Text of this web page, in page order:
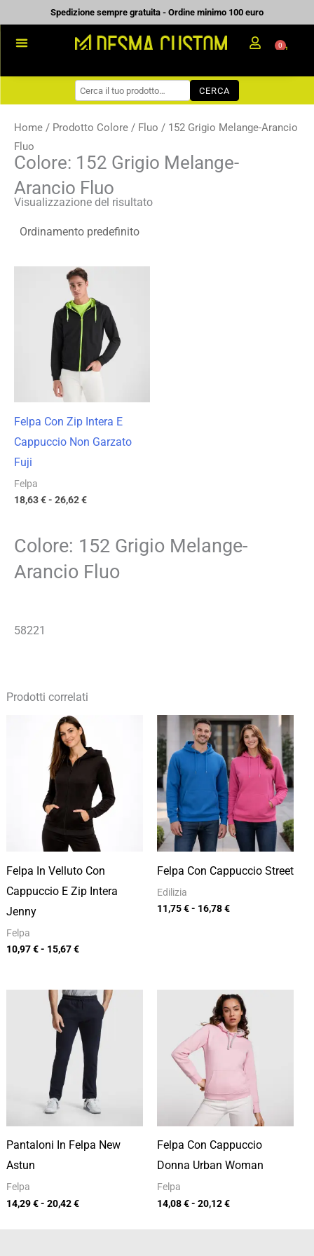
al
contenuto
Spedizione sempre gratuita - Ordine minimo 100 euro
WORKWEAR
COME ORDINARE
PREVENTIVI
CHI SIAMO
BLOG
CONTATTI
0
CERCA
Home / Prodotto Colore / Fluo / 152 Grigio Melange-Arancio
Fluo
Colore: 152 Grigio Melange-
Arancio Fluo
Visualizzazione del risultato
Felpa Con Zip Intera E
Cappuccio Non Garzato
Fuji
Felpa
18,63€- 26,62€
Fascia
di
prezzo:
da
18,63 €
26,62 €
Colore: 152 Grigio Melange-
Arancio Fluo
58221
Prodotti correlati
Felpa In Velluto Con
Cappuccio E Zip Intera
Jenny
Felpa
10,97€- 15,67€
Fascia
di
prezzo:
da
10,97 €
15,67 €
Felpa Con Cappuccio Street
Edilizia
11,75€- 16,78€
Fascia
di
prezzo:
da
11,75 €
a
16,78 €
Pantaloni In Felpa New
Astun
Felpa
14,29€- 20,42€
Fascia
prezzo:
da
14,29 €
a
20,42 €
Felpa Con Cappuccio
Donna Urban Woman
Felpa
14,08€- 20,12€
Fascia
di
prezzo:
da
14,08 €
20,12 €